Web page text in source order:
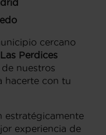
cercano
Perdices
nuestros
hacerte con tu
estratégicamente
experiencia de